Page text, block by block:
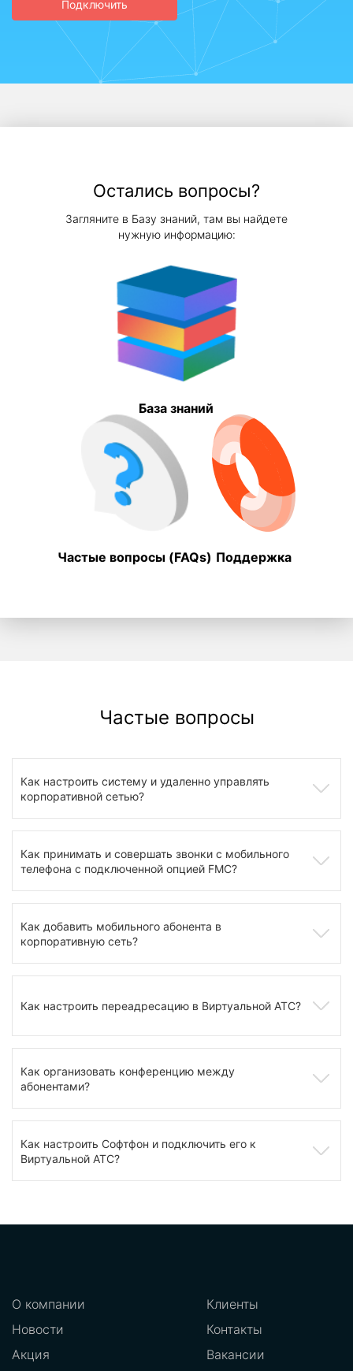
Подключить
Остались вопросы?
Загляните в Базу знаний, там вы найдете
нужную информацию:
База знаний
Частые вопросы (FAQs) Поддержка
Частые вопросы
Как настроить систему и удаленно управлять
корпоративной сетью?
Как принимать и совершать звонки с мобильного
телефона с подключенной опцией FMC?
Как добавить мобильного абонента в
корпоративную сеть?
Как настроить переадресацию в Виртуальной АТС?
Как организовать конференцию между
абонентами?
Как настроить Софтфон и подключить его к
Виртуальной АТС?
О компании
Новости
Акция
Клиенты
Контакты
Вакансии